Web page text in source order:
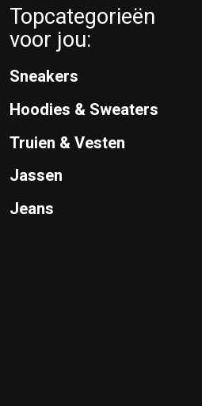
Topcategorieën
voor jou:
Sneakers
Hoodies & Sweaters
Truien & Vesten
Jassen
Jeans